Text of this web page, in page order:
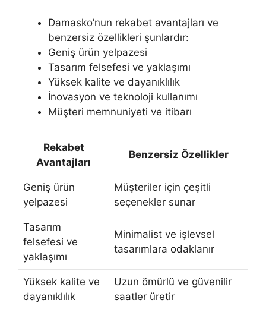
Damasko’nun rekabet avantajları ve
benzersiz özellikleri şunlardır:
Geniş ürün yelpazesi
Tasarım felsefesi ve yaklaşımı
Yüksek kalite ve dayanıklılık
İnovasyon ve teknoloji kullanımı
Müşteri memnuniyeti ve itibarı
Rekabet
Avantajları
Benzersiz Özellikler
Geniş ürün
yelpazesi
Müşteriler için çeşitli
seçenekler sunar
Tasarım
felsefesi ve
yaklaşımı
Minimalist ve işlevsel
tasarımlara odaklanır
Yüksek kalite ve
dayanıklılık
Uzun ömürlü ve güvenilir
saatler üretir